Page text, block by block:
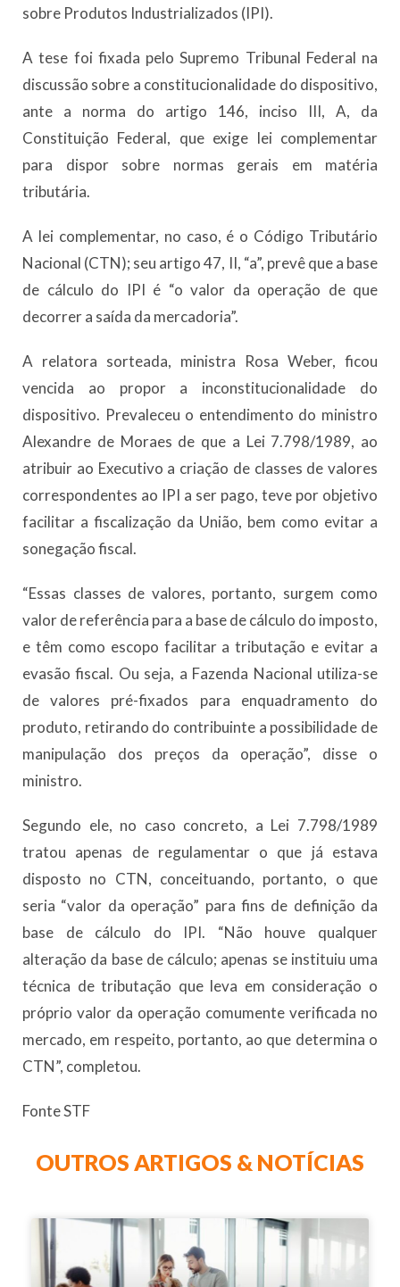
sobre Produtos Industrializados (IPI).
A tese foi fixada pelo Supremo Tribunal Federal na
discussão sobre a constitucionalidade do dispositivo,
ante a norma do artigo 146, inciso III, A, da
Constituição Federal, que exige lei complementar
para dispor sobre normas gerais em matéria
tributária.
A lei complementar, no caso, é o Código Tributário
Nacional (CTN); seu artigo 47, II, “a”, prevê que a base
de cálculo do IPI é “o valor da operação de que
decorrer a saída da mercadoria”.
A relatora sorteada, ministra Rosa Weber, ficou
vencida ao propor a inconstitucionalidade do
dispositivo. Prevaleceu o entendimento do ministro
Alexandre de Moraes de que a Lei 7.798/1989, ao
atribuir ao Executivo a criação de classes de valores
correspondentes ao IPI a ser pago, teve por objetivo
facilitar a fiscalização da União, bem como evitar a
sonegação fiscal.
“Essas classes de valores, portanto, surgem como
valor de referência para a base de cálculo do imposto,
e têm como escopo facilitar a tributação e evitar a
evasão fiscal. Ou seja, a Fazenda Nacional utiliza-se
de valores pré-fixados para enquadramento do
produto, retirando do contribuinte a possibilidade de
manipulação dos preços da operação”, disse o
ministro.
Segundo ele, no caso concreto, a Lei 7.798/1989
tratou apenas de regulamentar o que já estava
disposto no CTN, conceituando, portanto, o que
seria “valor da operação” para fins de definição da
base de cálculo do IPI. “Não houve qualquer
alteração da base de cálculo; apenas se instituiu uma
técnica de tributação que leva em consideração o
próprio valor da operação comumente verificada no
mercado, em respeito, portanto, ao que determina o
CTN”, completou.
Fonte STF
OUTROS ARTIGOS & NOTÍCIAS